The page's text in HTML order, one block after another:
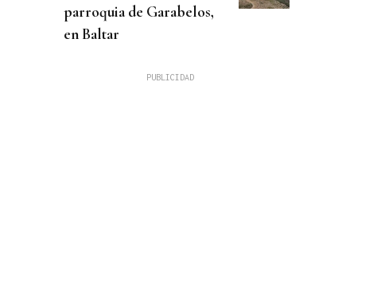
parroquia de Garabelos,
en Baltar